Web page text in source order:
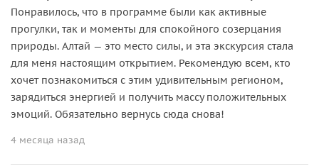
Понравилось, что в программе были как активные
прогулки, так и моменты для спокойного созерцания
природы. Алтай — это место силы, и эта экскурсия стала
для меня настоящим открытием. Рекомендую всем, кто
хочет познакомиться с этим удивительным регионом,
зарядиться энергией и получить массу положительных
эмоций. Обязательно вернусь сюда снова!
4 месяца назад